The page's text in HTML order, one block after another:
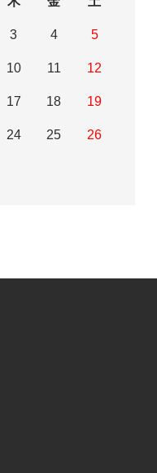
3 4 5
10 11 12
17 18 19
24 25 26